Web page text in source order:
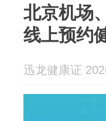
北京机场
线上预约
迅龙健康证